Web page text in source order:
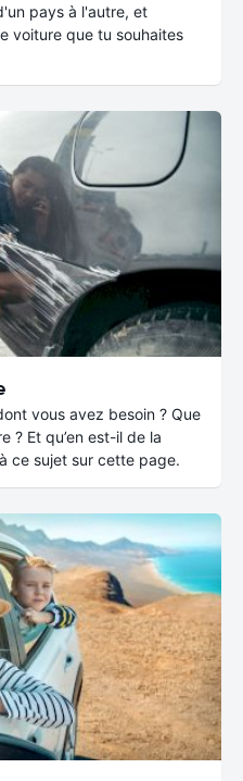
pays à l'autre, et
voiture que tu souhaites
vous avez besoin ? Que
? Et qu’en est-il de la
ce sujet sur cette page.